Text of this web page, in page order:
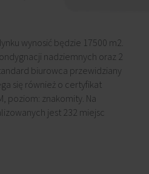
wynosić będzie 17500 m2.
nadziemnych oraz 2
biurowca przewidziany
się również o certyfikat
poziom: znakomity. Na
jest 232 miejsc